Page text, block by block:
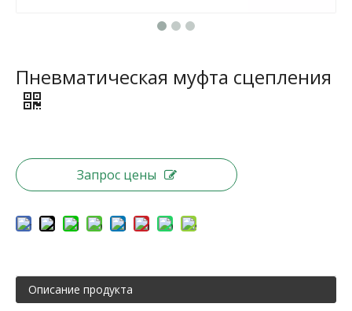
Пневматическая муфта сцепления
Запрос цены
Описание продукта